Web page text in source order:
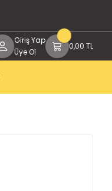
Giriş Yap
Üye Ol
0,00 TL